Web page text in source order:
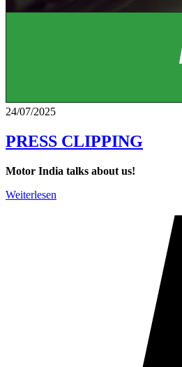
24/07/2025
PRESS CLIPPING
Motor India talks about us!
Weiterlesen